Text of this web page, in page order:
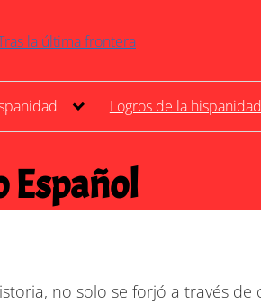
Logros de la hispanidad
Español
no solo se forjó a través